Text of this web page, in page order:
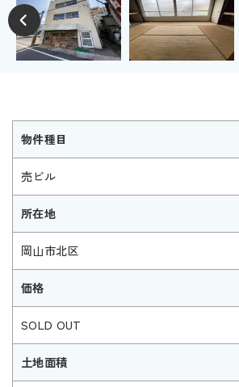
物件種目
売ビル
所在地
岡山市北区
価格
SOLD OUT
土地面積